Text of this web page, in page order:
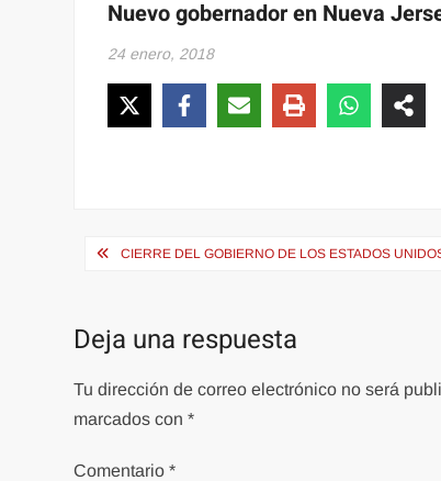
Nuevo gobernador en Nueva
24 enero, 2018
Navegación
entradas
CIERRE DEL GOBIERNO DE LOS ESTADOS
Deja una respuesta
Tu dirección de correo electrónico no será
marcados con*
Comentario*